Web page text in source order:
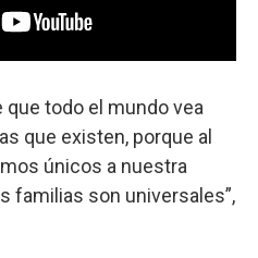
que todo el mundo vea
que existen, porque al
únicos a nuestra
familias son universales”,